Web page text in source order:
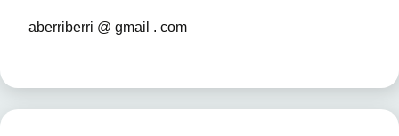
aberriberri @ gmail . com